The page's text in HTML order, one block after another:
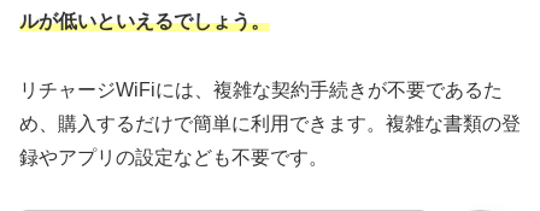
ルが低いといえるでしょう。
リチャージWiFiには、複雑な契約手続きが不要であるた
め、購入するだけで簡単に利用できます。複雑な書類の登
録やアプリの設定なども不要です。